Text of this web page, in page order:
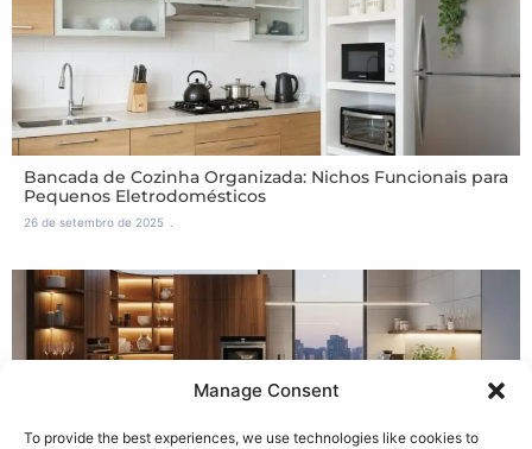
Manage Consent
To provide the best experiences, we use technologies like cookies to
Bancada de Cozinha Organizada: Nichos Funcionais para
Pequenos Eletrodomésticos
26 de setembro de 2025